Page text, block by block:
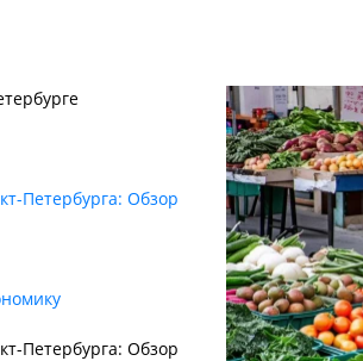
Петербурга: Обзор
Петербурга: Обзор